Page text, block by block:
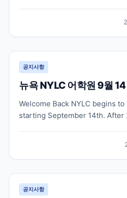
공지사항
뉴욕 NYLC 어학원 9월
Welcome Back NYLC begins
starting September 14th. After
공지사항